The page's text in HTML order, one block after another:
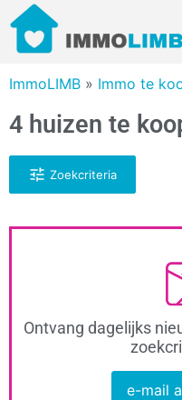
ImmoLIMB » Immo te
4 huizen te
Zoekcriteria
Ontvang dagelijks
e-mail